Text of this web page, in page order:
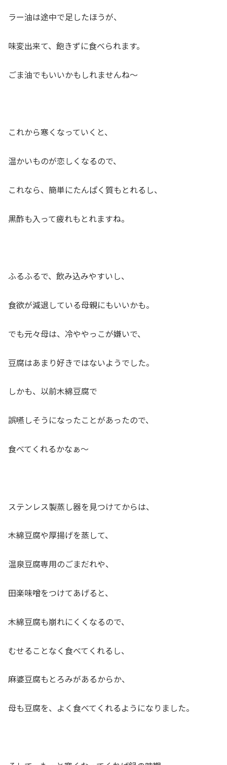
ラー油は途中で足したほうが、
味変出来て、飽きずに食べられます。
ごま油でもいいかもしれませんね～
これから寒くなっていくと、
温かいものが恋しくなるので、
これなら、簡単にたんぱく質もとれるし、
黒酢も入って疲れもとれますね。
ふるふるで、飲み込みやすいし、
食欲が減退している母親にもいいかも。
でも元々母は、冷ややっこが嫌いで、
豆腐はあまり好きではないようでした。
しかも、以前木綿豆腐で
誤嚥しそうになったことがあったので、
食べてくれるかなぁ～
ステンレス製蒸し器を見つけてからは、
木綿豆腐や厚揚げを蒸して、
温泉豆腐専用のごまだれや、
田楽味噌をつけてあげると、
木綿豆腐も崩れにくくなるので、
むせることなく食べてくれるし、
麻婆豆腐もとろみがあるからか、
母も豆腐を、よく食べてくれるようになりました。